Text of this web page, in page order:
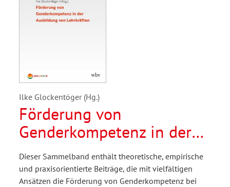
Ilke Glockentöger (Hg.)
Förderung von
Genderkompetenz in der
Ausbildung von
Lehrkräften
Dieser Sammelband enthält theoretische, empirische
und praxisorientierte Beiträge, die mit vielfältigen
Ansätzen die Förderung von Genderkompetenz bei